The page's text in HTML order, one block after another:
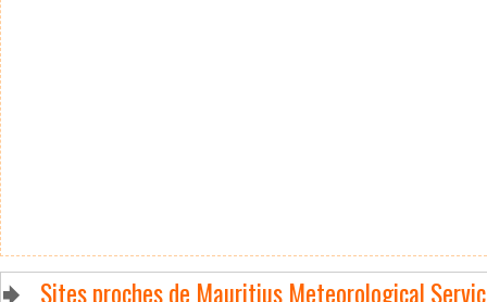
Sites proches de Mauritius Meteorological